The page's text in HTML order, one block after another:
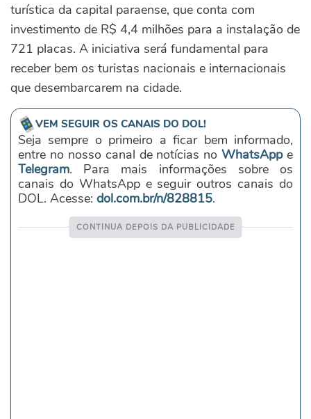
turística da capital paraense, que conta com
investimento de R$ 4,4 milhões para a instalação de
721 placas. A iniciativa será fundamental para
receber bem os turistas nacionais e internacionais
que desembarcarem na cidade.
VEM SEGUIR OS CANAIS DO DOL!
Seja sempre o primeiro a ficar bem informado,
entre no nosso canal de notícias noWhatsAppe
Telegram. Para mais informações sobre os
canais do WhatsApp e seguir outros canais do
DOL. Acesse: dol.com.br/n/828815.